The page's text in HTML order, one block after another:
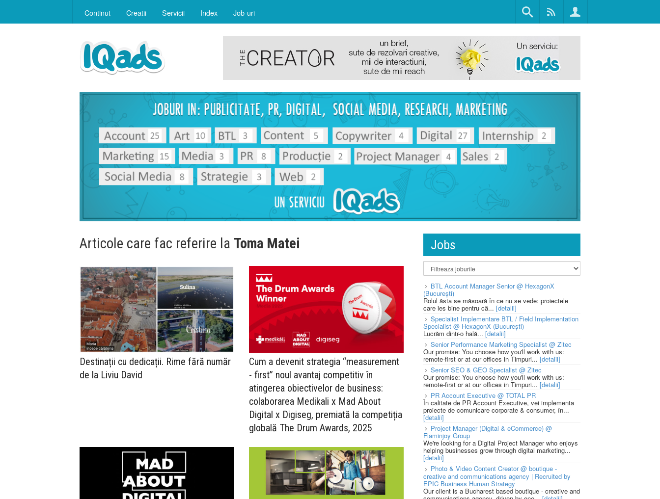
Continut Creatii Servicii Index Job-uri
Articole care fac referire la Toma Matei
Destinații cu dedicații. Rime fără număr
de la Liviu David
Cum a devenit strategia “measurement
- first” noul avantaj competitiv în
atingerea obiectivelor de business:
colaborarea Medikali x Mad About
Digital x Digiseg, premiată la competiția
globală The Drum Awards, 2025
Jobs
BTL Account Manager Senior @ HexagonX
(București)
Rolul ăsta se măsoară în ce nu se vede: proiectele
care ies bine pentru că... [detalii]
Specialist Implementare BTL / Field Implementation
Specialist @ HexagonX (București)
Lucrăm dintr-o hală... [detalii]
Senior Performance Marketing Specialist @ Zitec
Our promise: You choose how you'll work with us:
remote-first or at our offices in Timpuri... [detalii]
Senior SEO & GEO Specialist @ Zitec
Our promise: You choose how you'll work with us:
remote-first or at our offices in Timpuri... [detalii]
PR Account Executive @ TOTAL PR
În calitate de PR Account Executive, vei implementa
proiecte de comunicare corporate & consumer, în...
[detalii]
Project Manager (Digital & eCommerce) @
Flaminjoy Group
We're looking for a Digital Project Manager who enjoys
helping businesses grow through digital marketing...
[detalii]
Photo & Video Content Creator @ boutique -
creative and communications agency | Recruited by
EPIC Business Human Strategy
Our client is a Bucharest based boutique - creative and